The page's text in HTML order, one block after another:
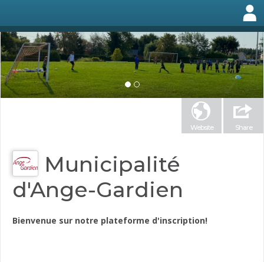
Website Share
Municipalité
d'Ange-Gardien
Bienvenue sur notre plateforme d'inscription!